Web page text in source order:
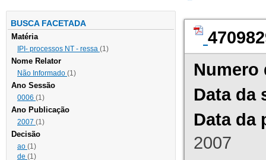
BUSCA FACETADA
Matéria
IPI- processos NT - ressa (1)
Nome Relator
Não Informado (1)
Ano Sessão
0006 (1)
Ano Publicação
2007 (1)
Decisão
ao (1)
de (1)
Numero
Data da
Data da
2007